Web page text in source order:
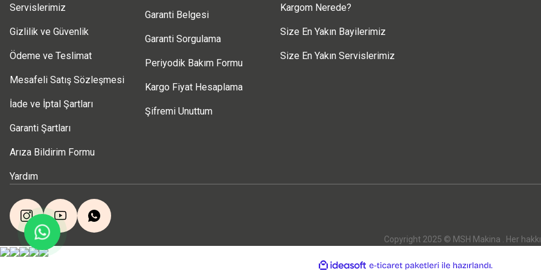
Servislerimiz
Gizlilik ve Güvenlik
Ödeme ve Teslimat
Mesafeli Satış Sözleşmesi
İade ve İptal Şartları
Garanti Şartları
Arıza Bildirim Formu
Yardım
Garanti Belgesi
Garanti Sorgulama
Periyodik Bakım Formu
Kargo Fiyat Hesaplama
Şifremi Unuttum
Kargom Nerede?
Size En Yakın Bayilerimiz
Size En Yakın Servislerimiz
Copyright 2025 © MSH Makina . Her
ideasoft e-